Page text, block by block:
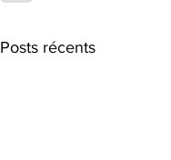
Posts récents